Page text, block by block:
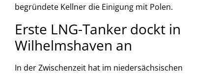
begründete Kellner die Einigung mit Polen.
Erste LNG-Tanker dockt in
Wilhelmshaven an
In der Zwischenzeit hat im niedersächsischen